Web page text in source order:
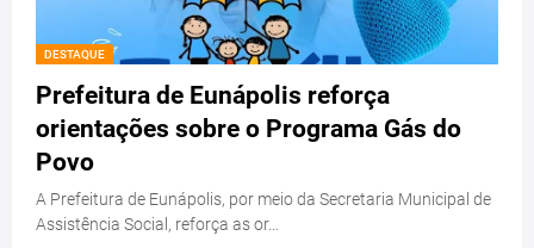
DESTAQUE
Prefeitura de Eunápolis reforça
orientações sobre o Programa Gás do
Povo
A Prefeitura de Eunápolis, por meio da Secretaria Municipal de
Assistência Social, reforça as or…